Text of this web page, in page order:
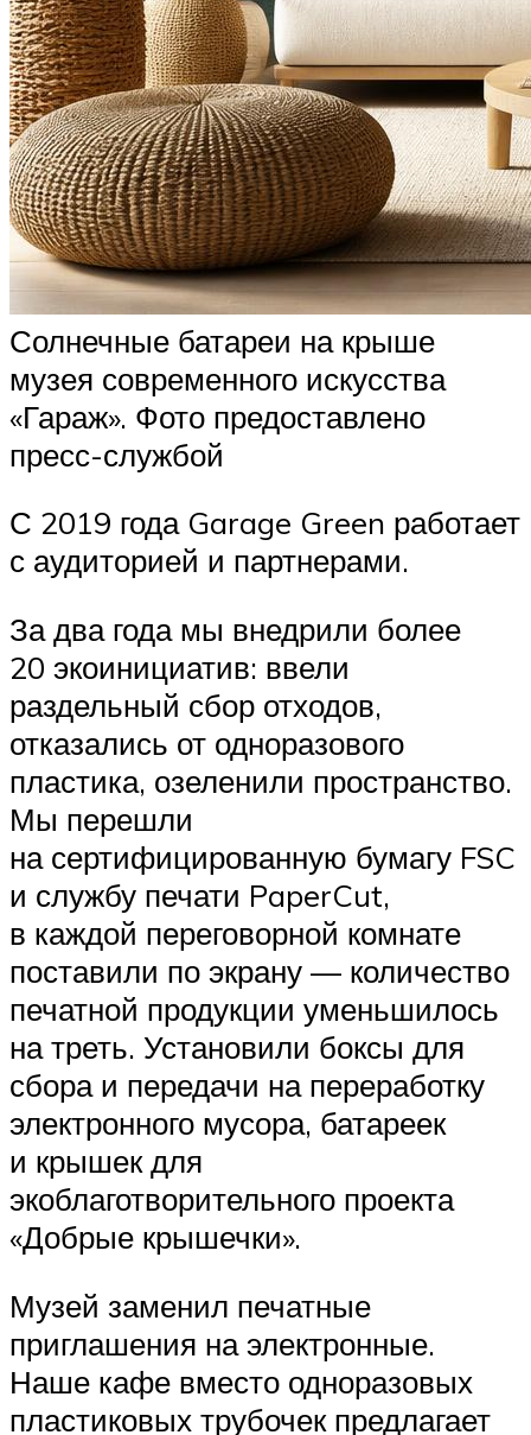
Солнечные батареи на крыше
музея современного искусства
«Гараж». Фото предоставлено
пресс-службой
С 2019 года Garage Green работает
с аудиторией и партнерами.
За два года мы внедрили более
20 экоинициатив: ввели
раздельный сбор отходов,
отказались от одноразового
пластика, озеленили пространство.
Мы перешли
на сертифицированную бумагу FSC
и службу печати PaperCut,
в каждой переговорной комнате
поставили по экрану — количество
печатной продукции уменьшилось
на треть. Установили боксы для
сбора и передачи на переработку
электронного мусора, батареек
и крышек для
экоблаготворительного проекта
«Добрые крышечки».
Музей заменил печатные
приглашения на электронные.
Наше кафе вместо одноразовых
пластиковых трубочек предлагает